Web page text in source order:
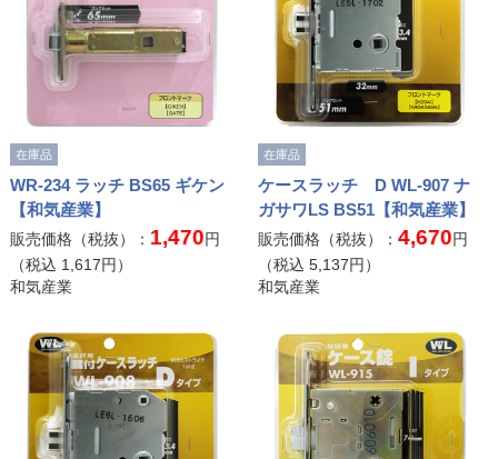
在庫品
WR-234 ラッチ BS65 ギケン
【和気産業】
販売価格（税抜）： 1,470円
（税込 1,617円）
和気産業
在庫品
ケースラッチ D WL-907 ナ
ガサワLS BS51【和気産業】
販売価格（税抜）：4,670円
（税込5,137円）
和気産業